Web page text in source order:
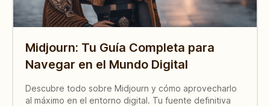
Midjourn: Tu Guía Completa para
Navegar en el Mundo Digital
Descubre todo sobre Midjourn y cómo aprovecharlo
al máximo en el entorno digital. Tu fuente definitiva